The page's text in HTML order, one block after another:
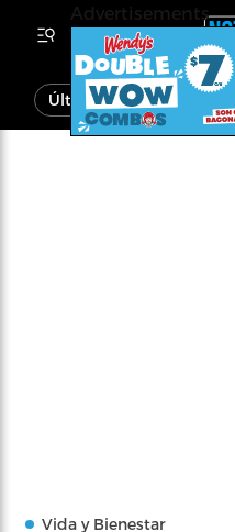
Última Hora Noticias
Vida y Bienestar
Advertisements